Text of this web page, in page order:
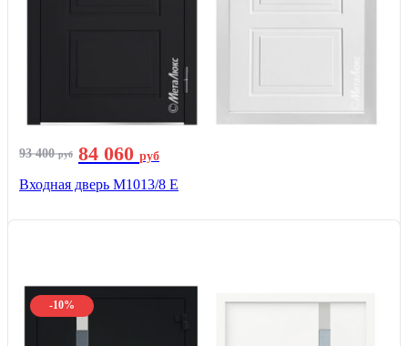
93 400руб 84 060 руб
Входная дверь М1013/8 E
-10%